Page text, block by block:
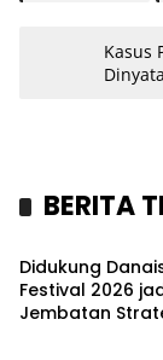
Kasus
BERITA
Headline
Didukung
Festival 2026
Jembatan
Agenda